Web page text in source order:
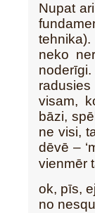
Nupat
neko
visam,
bāzi,
ne visi,
dēvē –
vienmēr
ok, pīs,
no